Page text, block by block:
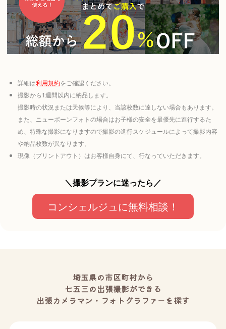
詳細は利用規約をご確認ください。
撮影から1週間以内に納品します。
撮影時の状況または天候等により、当該枚数に達しない場合もあります。
また、ニューボーンフォトの場合はお子様の安全を最優先に進行するた
め、特殊な撮影になりますので撮影の進行スケジュールによって撮影内容
や納品枚数が異なります。
現像（プリントアウト）はお客様自身にて、行なっていただきます。
＼撮影プランに迷ったら／
コンシェルジュに無料相談！
埼玉県の市区町村から
七五三の出張撮影ができる
出張カメラマン・フォトグラファーを探す